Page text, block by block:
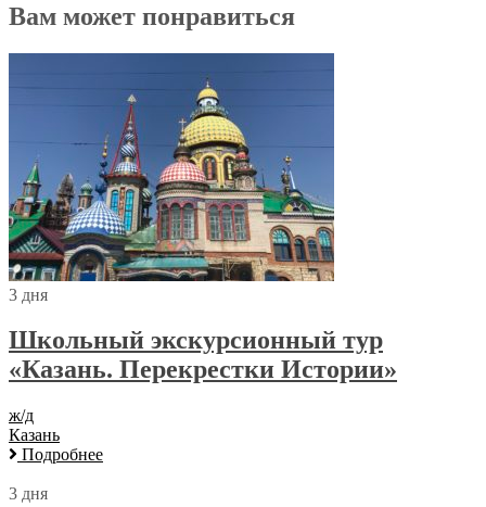
Вам может понравиться
3 дня
Школьный экскурсионный тур
«Казань. Перекрестки Истории»
ж/д
Казань
Подробнее
3 дня